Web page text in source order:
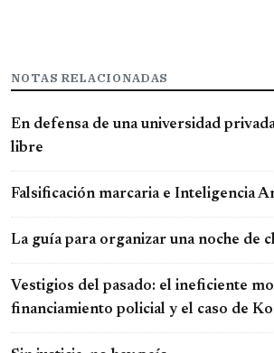
NOTAS RELACIONADAS
En defensa de una universidad
libre
Falsificación marcaria e Inteligencia
La guía para organizar una noche de
Vestigios del pasado: el ineficiente
financiamiento policial y el caso de